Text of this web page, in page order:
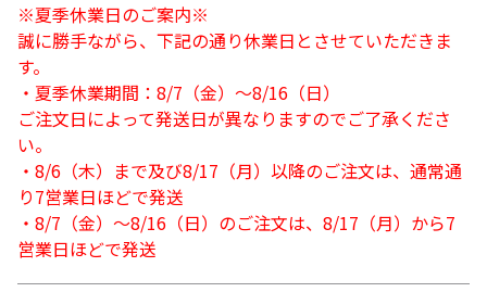
※夏季休業日のご案内※
誠に勝手ながら、下記の通り休業日とさせていただきま
す。
・夏季休業期間：8/7（金）～8/16（日）
ご注文日によって発送日が異なりますのでご了承くださ
い。
・8/6（木）まで及び8/17（月）以降のご注文は、通常通
り7営業日ほどで発送
・8/7（金）～8/16（日）のご注文は、8/17（月）から7
営業日ほどで発送